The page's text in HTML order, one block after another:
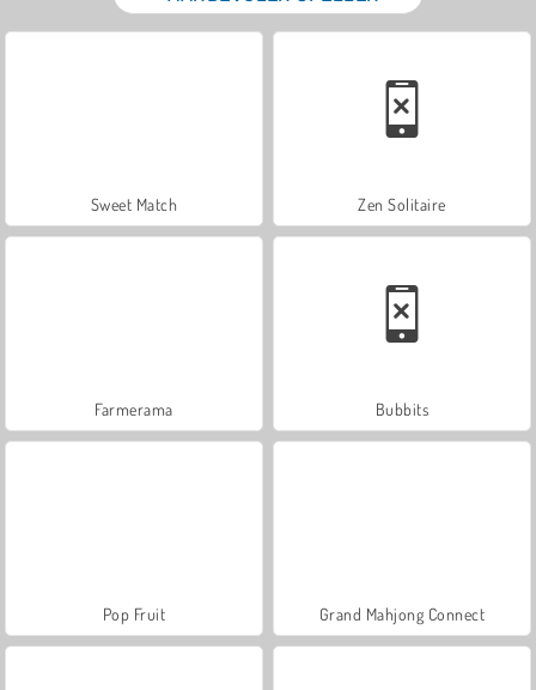
Sweet Match Zen Solitaire
Farmerama Bubbits
Pop Fruit Grand Mahjong Connect